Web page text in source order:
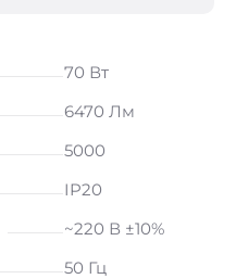
70 Вт
6470 Лм
5000
IP20
~220 В ±10%
50 Гц